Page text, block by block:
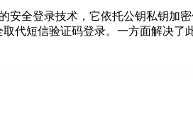
安全登录技术，它依托公钥私钥加
代短信验证码登录。一方面解决